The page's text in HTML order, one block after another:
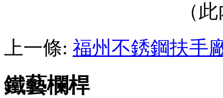
（
上一條: 福州不銹鋼扶手
鐵藝欄桿